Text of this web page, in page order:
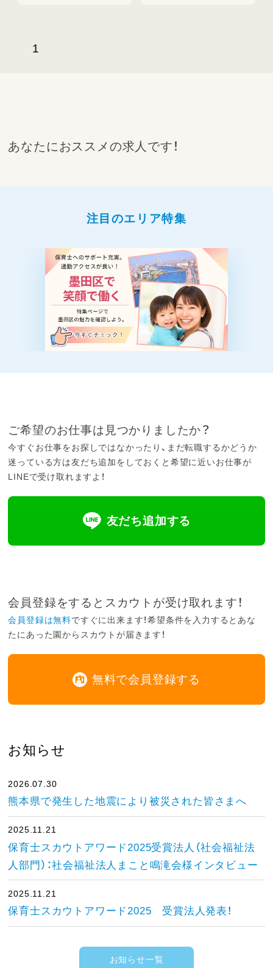
1
あなたにおススメの求人です！
注目のエリア特集
ご希望のお仕事は見つかりましたか？
今すぐお仕事をお探しではなかったり、まだ転職するかどうか
迷っている方は友だち追加をしておくと希望に近いお仕事が
LINEで受け取れますよ！
友だち追加する
会員登録をするとスカウトが受け取れます！
会員登録は無料ですぐに出来ます！希望条件を入力するとあな
たにあった園からスカウトが届きます！
無料で会員登録する
お知らせ
2026.07.30
熊本県で発生した地震により被災された皆さまへ
2025.11.21
保育士スカウトアワード2025受賞法人（社会福祉法
人部門）：社会福祉法人まこと鳴滝会様インタビュー
2025.11.21
保育士スカウトアワード2025 受賞法人発表！
お知らせ一覧